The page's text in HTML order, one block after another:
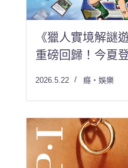
《獵人實境解謎
重磅回歸！今夏
2026.5.22 癮・娛樂